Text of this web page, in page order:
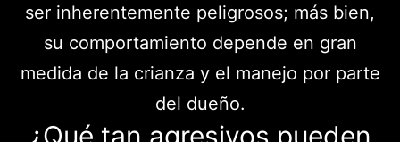
ser inherentemente peligrosos; más bien,
su comportamiento depende en gran
medida de la crianza y el manejo por parte
del dueño.
¿Qué tan agresivos pueden